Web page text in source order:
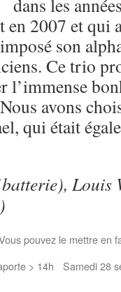
dans les
en 2007 et qui
son
Ce trio
l’immense
avons
qui était
Louis
pouvez le mettre en
> 14h
Samedi 28